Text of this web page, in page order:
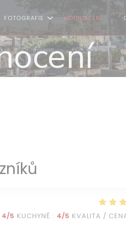
FOTOGRAFIE HODNOCENÍ
4/5 KUCHYNĚ : 4/5 KVALITA /